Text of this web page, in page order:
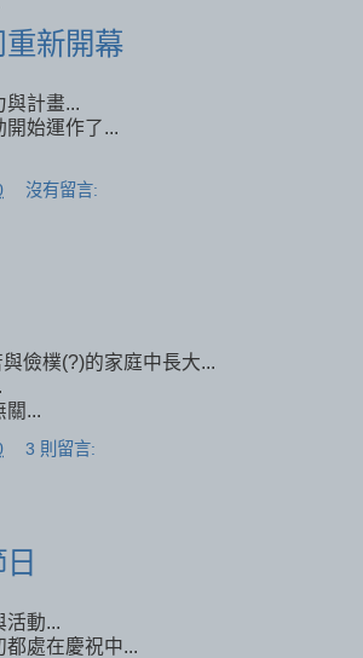
新開幕
與計畫...
開始運作了...
沒有留言:
儉樸(?)的家庭中長大...
關...
3 則留言:
活動...
都處在慶祝中...